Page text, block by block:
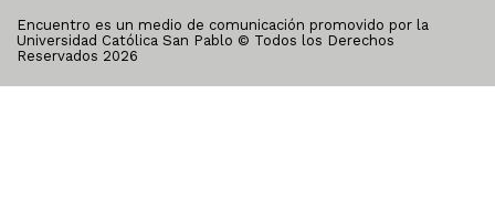
Encuentro es un medio de comunicación promovido por la
Universidad Católica San Pablo © Todos los Derechos
Reservados 2026